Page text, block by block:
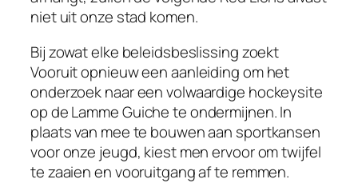
niet uit onze stad komen.
Bij zowat elke beleidsbeslissing zoekt
Vooruit opnieuw een aanleiding om het
onderzoek naar een volwaardige hockeysite
op de Lamme Guiche te ondermijnen. In
plaats van mee te bouwen aan sportkansen
voor onze jeugd, kiest men ervoor om twijfel
te zaaien en vooruitgang af te remmen.